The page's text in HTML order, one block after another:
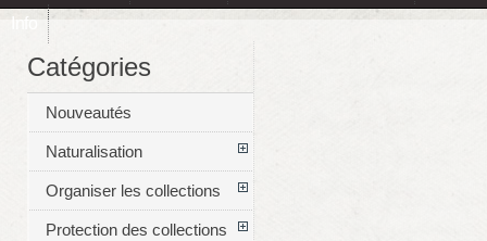
Info
Catégories
Nouveautés
Naturalisation
Organiser les collections
Protection des collections